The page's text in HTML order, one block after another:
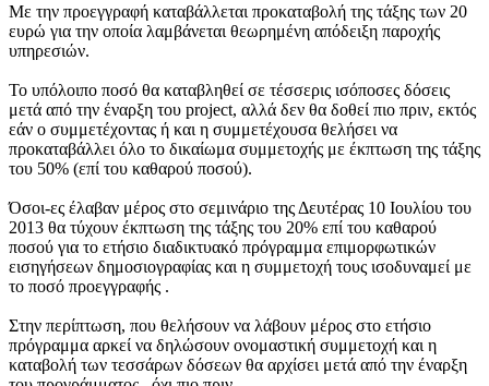
Με την προεγγραφή καταβάλλεται προκαταβολή της τάξης των 20
ευρώ για την οποία λαμβάνεται θεωρημένη απόδειξη παροχής
υπηρεσιών.
Το υπόλοιπο ποσό θα καταβληθεί σε τέσσερις ισόποσες δόσεις
μετά από την έναρξη του project, αλλά δεν θα δοθεί πιο πριν, εκτός
εάν ο συμμετέχοντας ή και η συμμετέχουσα θελήσει να
προκαταβάλλει όλο το δικαίωμα συμμετοχής με έκπτωση της τάξης
του 50% (επί του καθαρού ποσού).
Όσοι-ες έλαβαν μέρος στο σεμινάριο της Δευτέρας 10 Ιουλίου του
2013 θα τύχουν έκπτωση της τάξης του 20% επί του καθαρού
ποσού για το ετήσιο διαδικτυακό πρόγραμμα επιμορφωτικών
εισηγήσεων δημοσιογραφίας και η συμμετοχή τους ισοδυναμεί με
το ποσό προεγγραφής .
Στην περίπτωση, που θελήσουν να λάβουν μέρος στο ετήσιο
πρόγραμμα αρκεί να δηλώσουν ονομαστική συμμετοχή και η
καταβολή των τεσσάρων δόσεων θα αρχίσει μετά από την έναρξη